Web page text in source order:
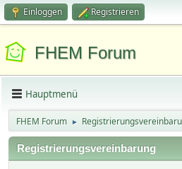
Einloggen Registrieren
FHEM Forum
Hauptmenü
FHEM Forum ►
Registrierungsvereinbarung